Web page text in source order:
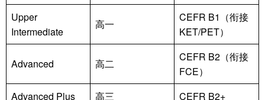
Upper
Intermediate
高一
CEFR B1（衔接
KET/PET）
Advanced 高二
CEFR B2（衔接
FCE）
Advanced Plus
高三 CEFR B2+